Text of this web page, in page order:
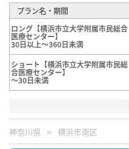
プラン名・期間
ロング【横浜市立大学附属市民総合
医療センター】
30日以上～360日未満
ショート【横浜市立大学附属市民総
合医療センター】
～30日未満
神奈川県 横浜市南区